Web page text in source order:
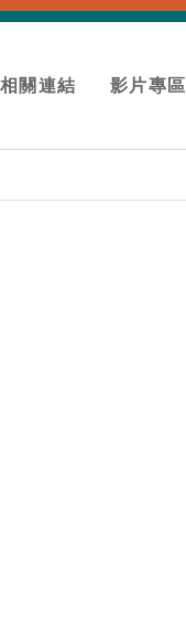
相關連結 影片專區